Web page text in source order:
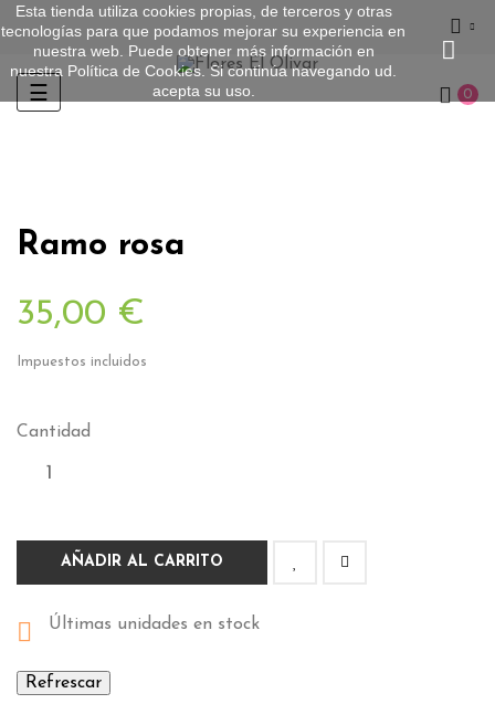
Esta tienda utiliza cookies propias, de terceros y otras
tecnologías para que podamos mejorar su experiencia en
nuestra web. Puede obtener más información en
nuestra Política de Cookies . Si continúa navegando ud.
acepta su uso.
Navegación
☰ 0
Ramo rosa
35,00 €
Impuestos incluidos
Cantidad
AÑADIR AL CARRITO
 Últimas unidades en stock